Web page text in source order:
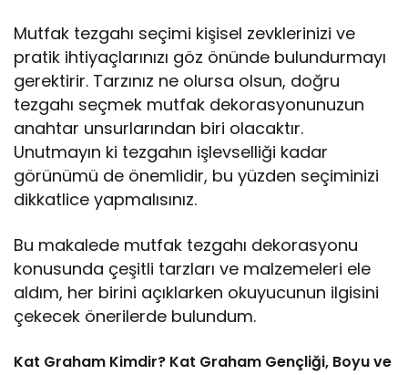
Mutfak tezgahı seçimi kişisel zevklerinizi ve
pratik ihtiyaçlarınızı göz önünde bulundurmayı
gerektirir. Tarzınız ne olursa olsun, doğru
tezgahı seçmek mutfak dekorasyonunuzun
anahtar unsurlarından biri olacaktır.
Unutmayın ki tezgahın işlevselliği kadar
görünümü de önemlidir, bu yüzden seçiminizi
dikkatlice yapmalısınız.
Bu makalede mutfak tezgahı dekorasyonu
konusunda çeşitli tarzları ve malzemeleri ele
aldım, her birini açıklarken okuyucunun ilgisini
çekecek önerilerde bulundum.
Kat Graham Kimdir? Kat Graham Gençliği, Boyu ve